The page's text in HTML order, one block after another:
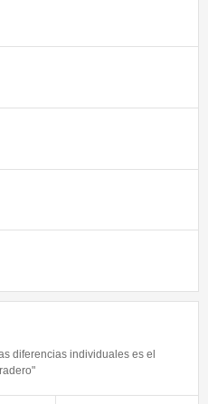
diferencias individuales es el